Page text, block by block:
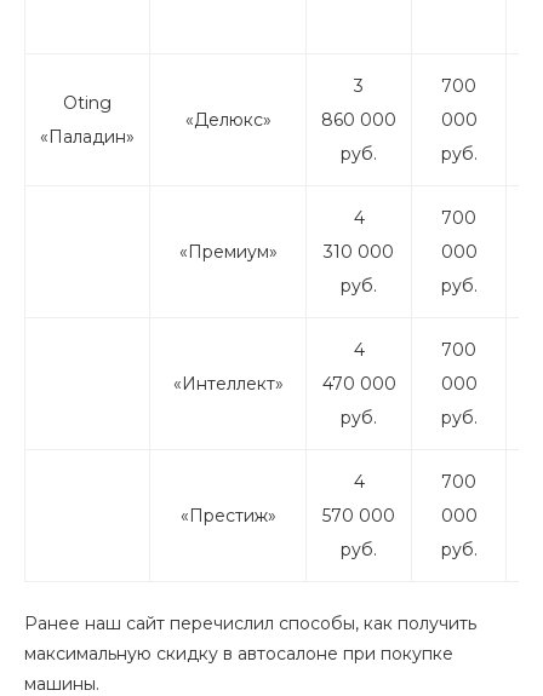
Oting
«Паладин»
«Делюкс»
3
860 000
руб.
700
000
руб.
«Премиум»
4
310 000
руб.
700
000
руб.
«Интеллект»
4
470 000
руб.
700
000
руб.
«Престиж»
4
570 000
руб.
700
000
руб.
Ранее наш сайт перечислил способы, как получить
максимальную скидку в автосалоне при покупке
машины.